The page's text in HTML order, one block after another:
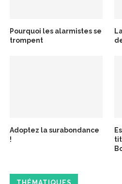
Pourquoi les alarmistes se
trompent
Adoptez la surabondance
!